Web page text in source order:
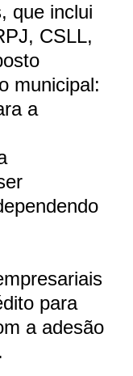
que inclui
CSLL,
municipal:
a
para
a adesão